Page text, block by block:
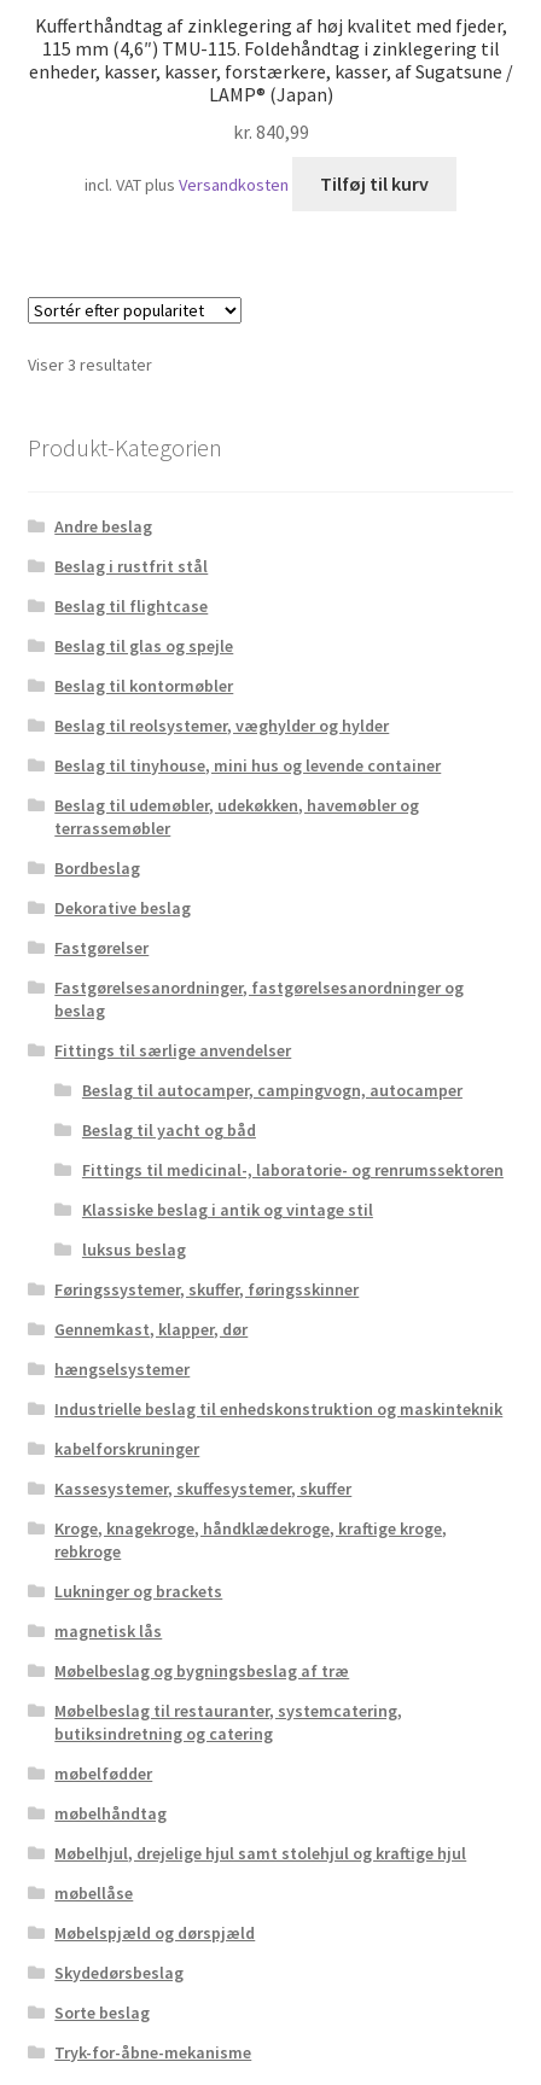
Kufferthåndtag af zinklegering af høj kvalitet med fjeder,
115 mm (4,6″) TMU-115. Foldehåndtag i zinklegering til
enheder, kasser, kasser, forstærkere, kasser, af Sugatsune /
LAMP® (Japan)
kr. 840,99
incl. VATplusVersandkosten Tilføj til kurv
Viser 3 resultaterSorteret
Produkt-Kategorien
Andre beslag
Beslag i rustfrit stål
Beslag til flightcase
Beslag til glas og spejle
Beslag til kontormøbler
Beslag til reolsystemer, væghylder og hylder
Beslag til tinyhouse, mini hus og levende container
Beslag til udemøbler, udekøkken, havemøbler og
terrassemøbler
Bordbeslag
Dekorative beslag
Fastgørelser
Fastgørelsesanordninger, fastgørelsesanordninger og
beslag
Fittings til særlige anvendelser
Beslag til autocamper, campingvogn, autocamper
Beslag til yacht og båd
Fittings til medicinal-, laboratorie- og renrumssektoren
Klassiske beslag i antik og vintage stil
luksus beslag
Føringssystemer, skuffer, føringsskinner
Gennemkast, klapper, dør
hængselsystemer
Industrielle beslag til enhedskonstruktion og maskinteknik
kabelforskruninger
Kassesystemer, skuffesystemer, skuffer
Kroge, knagekroge, håndklædekroge, kraftige kroge,
rebkroge
Lukninger og brackets
magnetisk lås
Møbelbeslag og bygningsbeslag af træ
Møbelbeslag til restauranter, systemcatering,
butiksindretning og catering
møbelfødder
møbelhåndtag
Møbelhjul, drejelige hjul samt stolehjul og kraftige hjul
møbellåse
Møbelspjæld og dørspjæld
Skydedørsbeslag
Sorte beslag
Tryk-for-åbne-mekanisme